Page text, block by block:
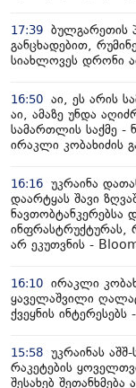
17:39 ბულგარეთის
განცხადებით,
სიახლოვეს დრონი
16:50 აი, ეს არის
აი, ამაზე უნდა
სამართლის საქმე -
ირაკლი კობახიძის
16:16 უკრაინა
დაარტყას შავი
ნავთობტანკერებსა
ინფრასტრუქტურას,
არ ეკუთვნის -
16:10 ირაკლი
ყაველაშვილი
ქვეყნის
15:58 უკრაინას
რაკეტების
შესახებ შეთანხმება